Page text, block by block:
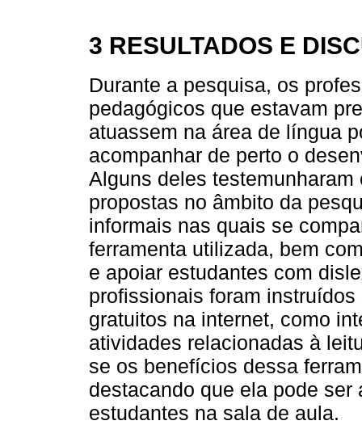
3 RESULTADOS E
Durante a pesquisa, os
pedagógicos que estavam
atuassem na área de língua
acompanhar de perto o
Alguns deles
propostas no âmbito da
informais nas quais se
ferramenta utilizada, bem
e apoiar estudantes com
profissionais foram
gratuitos na internet, como
atividades relacionadas à
se os benefícios dessa
destacando que ela pode
estudantes na sala de aula.